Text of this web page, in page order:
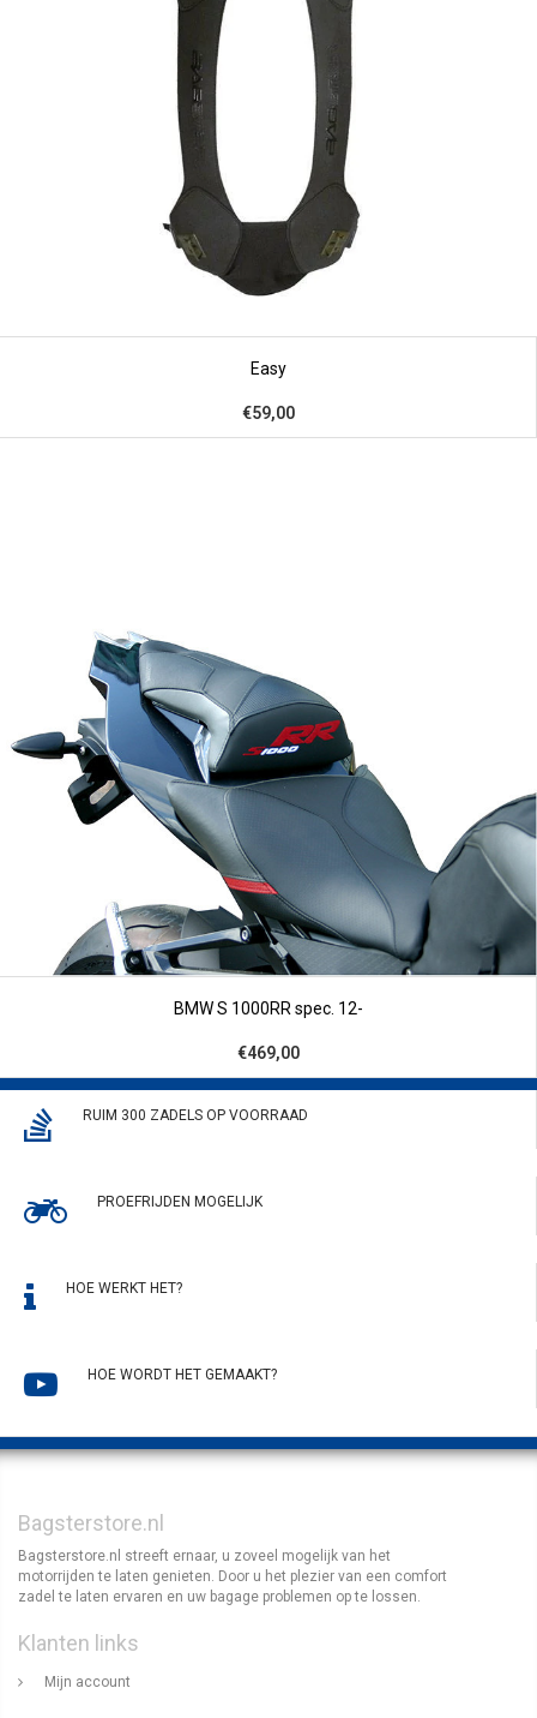
Easy
€59,00
BMW S 1000RR spec. 12-
€469,00
RUIM 300 ZADELS OP VOORRAAD
PROEFRIJDEN MOGELIJK
HOE WERKT HET?
HOE WORDT HET GEMAAKT?
Bagsterstore.nl
Bagsterstore.nl streeft ernaar, u zoveel mogelijk van het
motorrijden te laten genieten. Door u het plezier van een comfort
zadel te laten ervaren en uw bagage problemen op te lossen.
Klanten links
Mijn account